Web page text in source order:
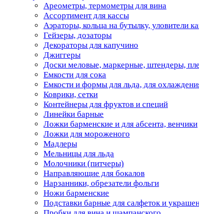
Ареометры, термометры для вина
Ассортимент для кассы
Аэраторы, кольца на бутылку, уловители
Гейзеры, дозаторы
Декораторы для капучино
Джиггеры
Доски меловые, маркерные, штендеры,
Емкости для сока
Емкости и формы для льда, для
Коврики, сетки
Контейнеры для фруктов и специй
Линейки барные
Ложки барменские и для абсента, венчики
Ложки для мороженого
Мадлеры
Мельницы для льда
Молочники (питчеры)
Направляющие для бокалов
Нарзанники, обрезатели фольги
Ножи барменские
Подставки барные для салфеток и